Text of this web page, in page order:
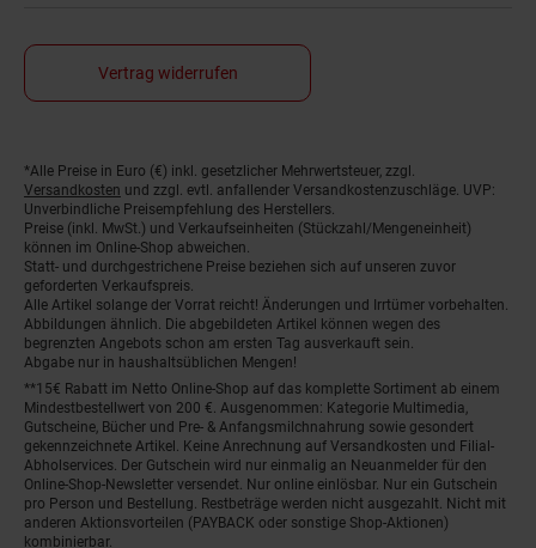
Vertrag widerrufen
Fußnoten
*Alle Preise in Euro (€) inkl. gesetzlicher Mehrwertsteuer, zzgl.
Versandkosten und zzgl. evtl. anfallender Versandkostenzuschläge. UVP:
Unverbindliche Preisempfehlung des Herstellers.
Preise (inkl. MwSt.) und Verkaufseinheiten (Stückzahl/Mengeneinheit)
können im Online-Shop abweichen.
Statt- und durchgestrichene Preise beziehen sich auf unseren zuvor
geforderten Verkaufspreis.
Alle Artikel solange der Vorrat reicht! Änderungen und Irrtümer vorbehalten.
Abbildungen ähnlich. Die abgebildeten Artikel können wegen des
begrenzten Angebots schon am ersten Tag ausverkauft sein.
Abgabe nur in haushaltsüblichen Mengen!
**15€ Rabatt im Netto Online-Shop auf das komplette Sortiment ab einem
Mindestbestellwert von 200 €. Ausgenommen: Kategorie Multimedia,
Gutscheine, Bücher und Pre- & Anfangsmilchnahrung sowie gesondert
gekennzeichnete Artikel. Keine Anrechnung auf Versandkosten und Filial-
Abholservices. Der Gutschein wird nur einmalig an Neuanmelder für den
Online-Shop-Newsletter versendet. Nur online einlösbar. Nur ein Gutschein
pro Person und Bestellung. Restbeträge werden nicht ausgezahlt. Nicht mit
anderen Aktionsvorteilen (PAYBACK oder sonstige Shop-Aktionen)
kombinierbar.